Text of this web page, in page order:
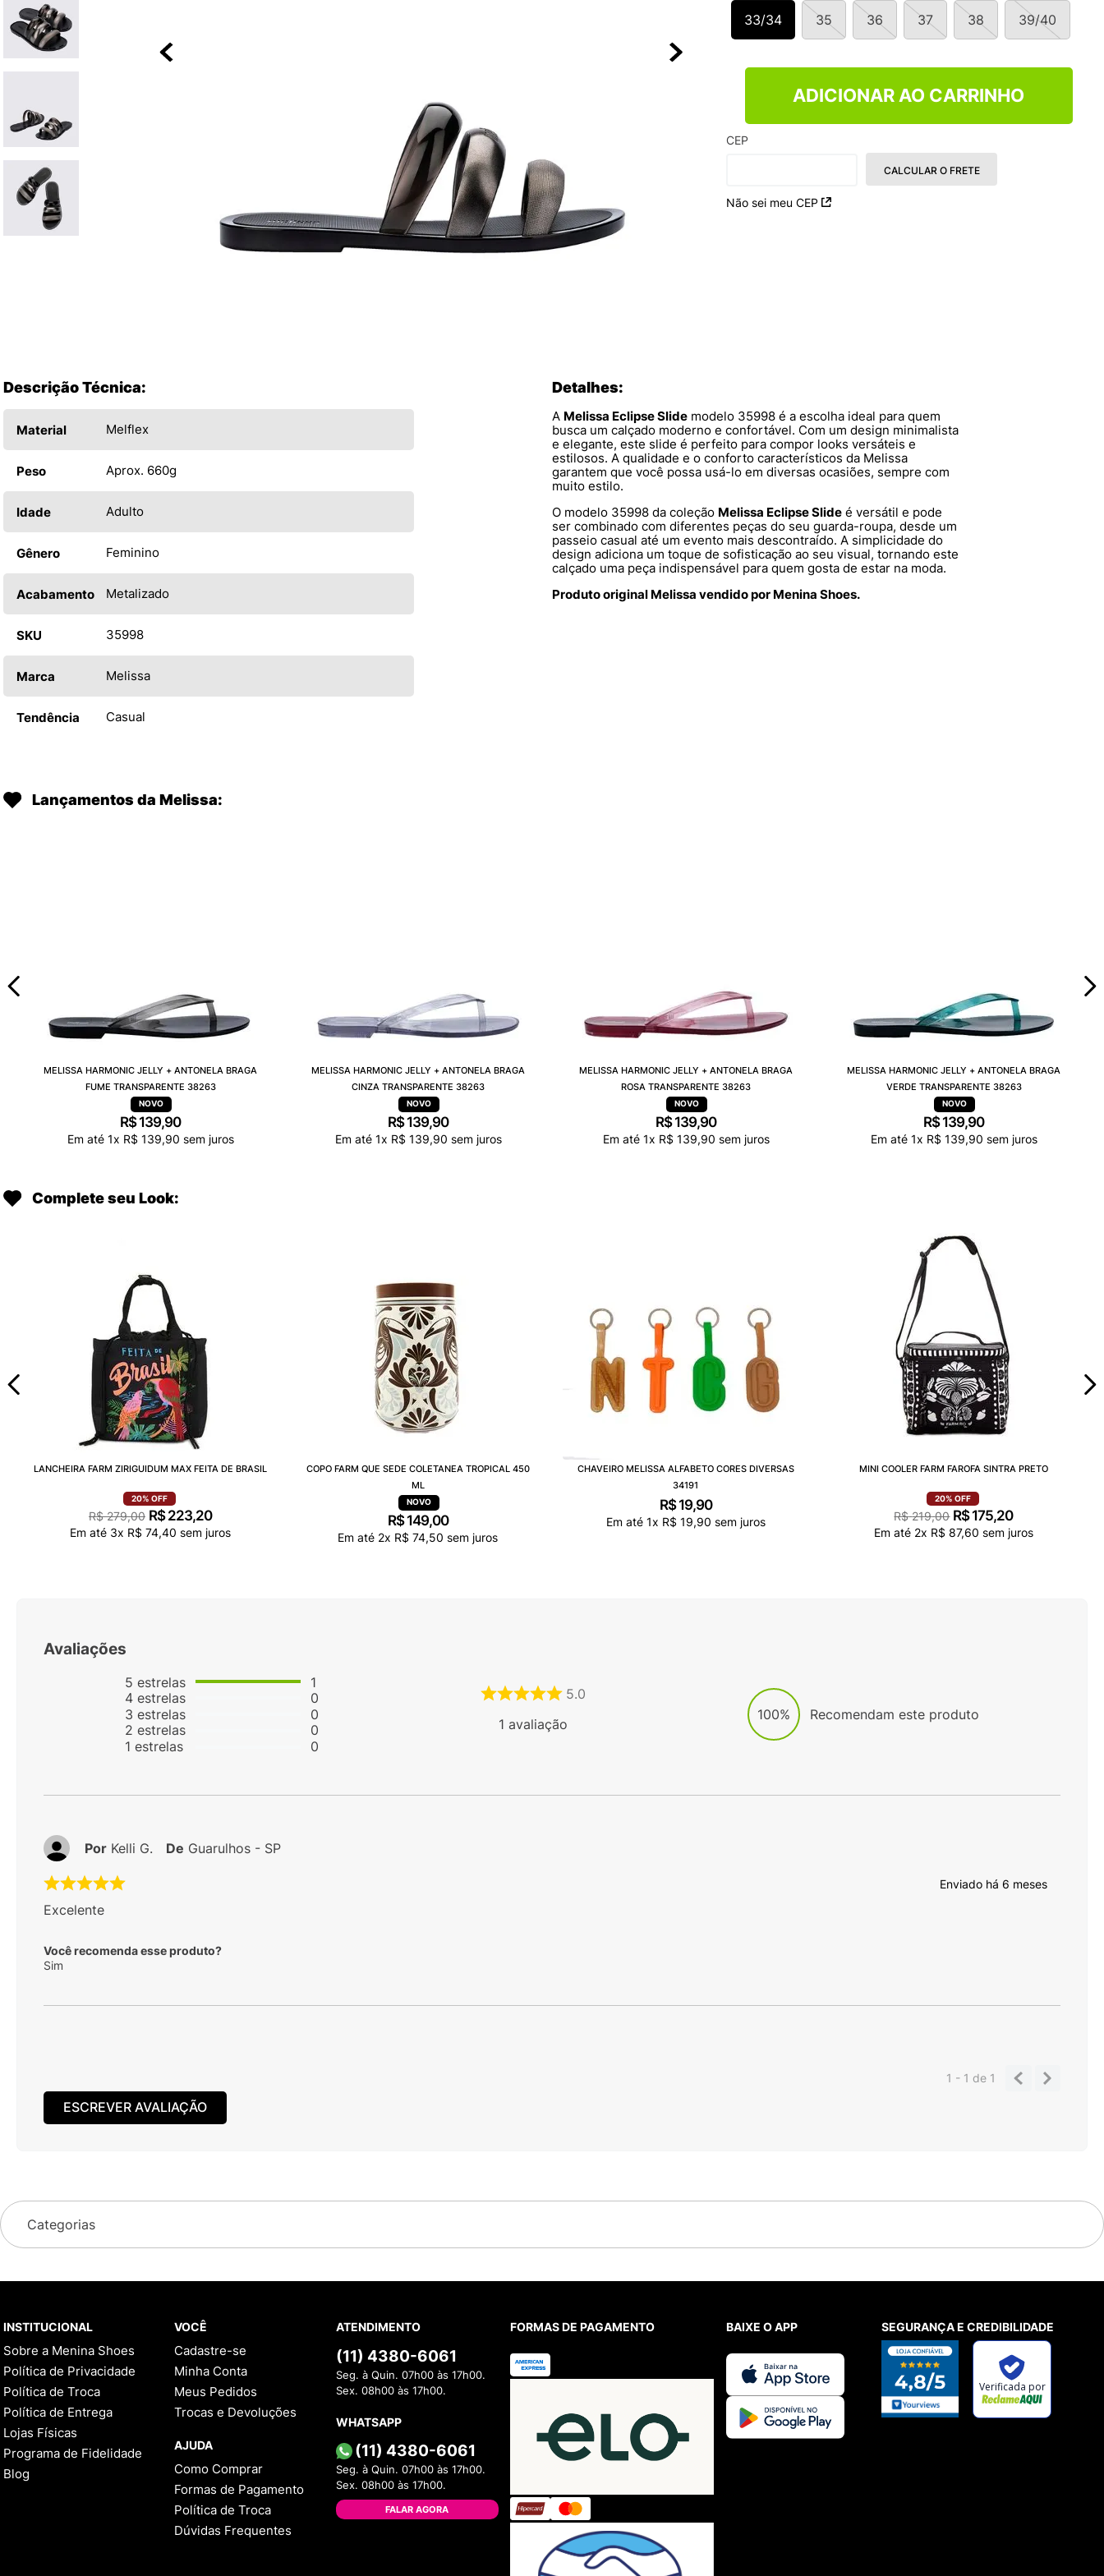
33/34 35 36 37 38 39/40
ADICIONAR AO CARRINHO
CEP
Não sei meu CEP
CALCULAR O FRETE
Descrição Técnica:
Material Melflex
Peso Aprox. 660g
Idade Adulto
Gênero Feminino
Acabamento Metalizado
SKU 35998
Marca Melissa
Tendência Casual
Detalhes:
A Melissa Eclipse Slide modelo 35998 é a escolha ideal para quem
busca um calçado moderno e confortável. Com um design minimalista
e elegante, este slide é perfeito para compor looks versáteis e
estilosos. A qualidade e o conforto característicos da Melissa
garantem que você possa usá-lo em diversas ocasiões, sempre com
muito estilo.
O modelo 35998 da coleção Melissa Eclipse Slide é versátil e pode
ser combinado com diferentes peças do seu guarda-roupa, desde um
passeio casual até um evento mais descontraído. A simplicidade do
design adiciona um toque de sofisticação ao seu visual, tornando este
calçado uma peça indispensável para quem gosta de estar na moda.
Produto original Melissa vendido por Menina Shoes.
Lançamentos da Melissa:
MELISSA HARMONIC JELLY + ANTONELA BRAGA
FUME TRANSPARENTE 38263
R$ 139,90
Em até 1x R$ 139,90 sem juros
MELISSA HARMONIC JELLY + ANTONELA BRAGA
CINZA TRANSPARENTE 38263
R$ 139,90
Em até 1x R$ 139,90 sem juros
MELISSA HARMONIC JELLY + ANTONELA BRAGA
ROSA TRANSPARENTE 38263
R$ 139,90
Em até 1x R$ 139,90 sem juros
MELISSA HARMONIC JELLY + ANTONELA BRAGA
VERDE TRANSPARENTE 38263
R$ 139,90
Em até 1x R$ 139,90 sem juros
Complete seu Look:
LANCHEIRA FARM ZIRIGUIDUM MAX FEITA DE BRASIL
20% OFF
R$ 279,00 R$ 223,20
Em até 3x R$ 74,40 sem juros
COPO FARM QUE SEDE COLETANEA TROPICAL 450
ML
R$ 149,00
Em até 2x R$ 74,50 sem juros
CHAVEIRO MELISSA ALFABETO CORES DIVERSAS
34191
R$ 19,90
Em até 1x R$ 19,90 sem juros
MINI COOLER FARM FAROFA SINTRA PRETO
20% OFF
R$ 219,00 R$175,20
Em até 2x R$ 87,60 sem juros
Avaliações
5 estrelas
4estrelas
3 estrelas
2 estrelas
1 estrelas
1
0
0
0
0
5.0
1 avaliação
100% Recomendam este produto
Enviado há 6 meses
Excelente
Você recomenda esse produto?
Sim
Por Kelli G. De Guarulhos - SP
1 - 1de 1
ESCREVER AVALIAÇÃO
Categorias
INSTITUCIONAL
Sobre a Menina Shoes
Política de Privacidade
Política de Troca
Política de Entrega
Lojas Físicas
Programa de Fidelidade
Blog
VOCÊ
Cadastre-se
Minha Conta
Meus Pedidos
Trocas e Devoluções
AJUDA
Como Comprar
Formas de Pagamento
Política de Troca
Dúvidas Frequentes
ATENDIMENTO
(11) 4380-6061
Seg. à Quin. 07h00 às 17h00.
Sex. 08h00 às 17h00.
WHATSAPP
(11) 4380-6061
Seg. à Quin. 07h00 às 17h00.
Sex. 08h00 às 17h00.
FALAR AGORA
FORMAS DE PAGAMENTO BAIXE O APP SEGURANÇA E CREDIBILIDADE